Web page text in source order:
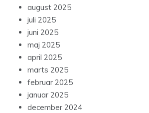
august 2025
juli 2025
juni 2025
maj 2025
april 2025
marts 2025
februar 2025
januar 2025
december 2024